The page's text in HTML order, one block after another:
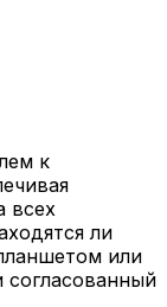
к
всех
ли
или